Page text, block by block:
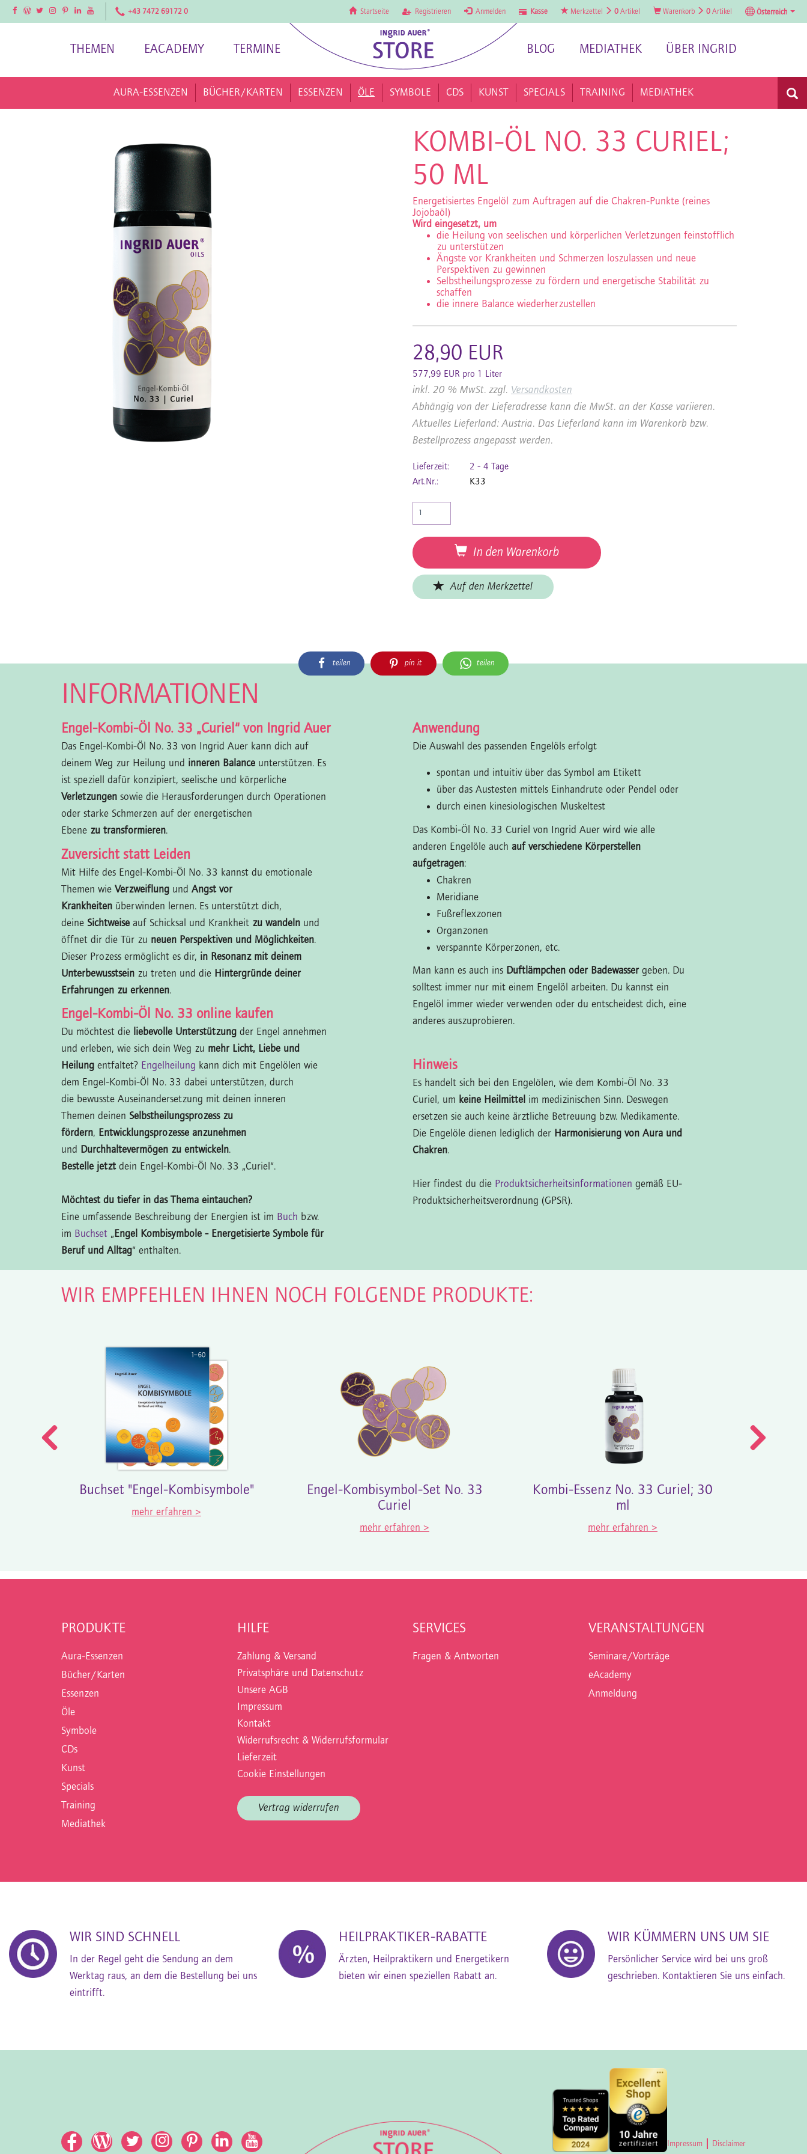
FacebookFacebookTwitterInstagramPinterestLinkedInYouTube +43 7472 69172 0 Startseite Registrieren Anmelden Kasse Merkzettel 0 Artikel Warenkorb 0 Artikel Österreich
THEMEN EACADEMY TERMINE BLOG MEDIATHEK ÜBER INGRID
AURA-ESSENZEN BÜCHER/KARTEN ESSENZEN ÖLE SYMBOLE CDS KUNST SPECIALS TRAINING MEDIATHEK
KOMBI-ÖL NO. 33 CURIEL;
50 ML
Energetisiertes Engelöl zum Auftragen auf die Chakren-Punkte (reines
Jojobaöl)
Wird eingesetzt, um
die Heilung von seelischen und körperlichen Verletzungen feinstofflich
zu unterstützen
Ängste vor Krankheiten und Schmerzen loszulassen und neue
Perspektiven zu gewinnen
Selbstheilungsprozesse zu fördern und energetische Stabilität zu
schaffen
die innere Balance wiederherzustellen
28,90 EUR
577,99 EUR pro 1 Liter
inkl. 20 % MwSt. zzgl. Versandkosten
Abhängig von der Lieferadresse kann die MwSt. an der Kasse variieren.
Aktuelles Lieferland: Austria. Das Lieferland kann im Warenkorb bzw.
Bestellprozess angepasst werden.
Lieferzeit:
2 - 4 Tage
Art.Nr.:
K33
In den Warenkorb
Auf den Merkzettel
teilen pin it teilen
INFORMATIONEN
Engel-Kombi-Öl No. 33 „Curiel“ von Ingrid Auer
Das Engel-Kombi-Öl No. 33 von Ingrid Auer kann dich auf
deinem Weg zur Heilung und inneren Balance unterstützen. Es
ist speziell dafür konzipiert, seelische und körperliche
Verletzungen sowie die Herausforderungen durch Operationen
oder starke Schmerzen auf der energetischen
Ebene zu transformieren.
Zuversicht statt Leiden
Mit Hilfe des Engel-Kombi-Öl No. 33 kannst du emotionale
Themen wie Verzweiflung und Angst vor
Krankheiten überwinden lernen. Es unterstützt dich,
deine Sichtweise auf Schicksal und Krankheit zu wandeln und
öffnet dir die Tür zu neuen Perspektiven und Möglichkeiten.
Dieser Prozess ermöglicht es dir, in Resonanz mit deinem
Unterbewusstsein zu treten und die Hintergründe deiner
Erfahrungen zu erkennen.
Engel-Kombi-Öl No. 33 online kaufen
Du möchtest die liebevolle Unterstützung der Engel annehmen
und erleben, wie sich dein Weg zu mehr Licht, Liebe und
Heilung entfaltet? Engelheilung kann dich mit Engelölen wie
dem Engel-Kombi-Öl No. 33 dabei unterstützen, durch
die bewusste Auseinandersetzung mit deinen inneren
Themen deinen Selbstheilungsprozess zu
fördern, Entwicklungsprozesse anzunehmen
und Durchhaltevermögen zu entwickeln.
Bestelle jetztdein Engel-Kombi-Öl No. 33 „Curiel“.
Möchtest du tiefer in das Thema eintauchen?
Eine umfassende Beschreibung der Energien ist im Buch bzw.
im Buchset „Engel Kombisymbole - Energetisierte Symbole für
Beruf und Alltag“ enthalten.
Anwendung
Die Auswahl des passenden Engelöls erfolgt
spontan und intuitiv über das Symbol am Etikett
über das Austesten mittels Einhandrute oder Pendel oder
durch einen kinesiologischen Muskeltest
Das Kombi-Öl No. 33 Curiel von Ingrid Auer wird wie alle
anderen Engelöle auch auf verschiedene Körperstellen
aufgetragen:
Chakren
Meridiane
Fußreflexzonen
Organzonen
verspannte Körperzonen, etc.
Man kann es auch ins Duftlämpchen oder Badewassergeben. Du
solltest immer nur mit einem Engelöl arbeiten. Du kannst ein
Engelöl immer wieder verwenden oder du entscheidest dich, eine
anderes auszuprobieren.
Hinweis
Es handelt sich bei den Engelölen, wie dem Kombi-Öl No. 33
Curiel, um keine Heilmittel im medizinischen Sinn. Deswegen
ersetzen sie auch keine ärztliche Betreuung bzw. Medikamente.
Die Engelöle dienen lediglich der Harmonisierung von Aura und
Chakren.
Hier findest du die Produktsicherheitsinformationen gemäß EU-
Produktsicherheitsverordnung (GPSR).
WIR EMPFEHLEN IHNEN NOCH FOLGENDE PRODUKTE:
Buchset "Engel-Kombisymbole"
mehr erfahren >
Engel-Kombisymbol-Set No. 33
Curiel
mehr erfahren >
Kombi-Essenz No. 33 Curiel; 30
ml
mehr erfahren >
PRODUKTE
Aura-Essenzen
Bücher/Karten
Essenzen
Öle
Symbole
CDs
Kunst
Specials
Training
Mediathek
HILFE
Zahlung & Versand
Privatsphäre und Datenschutz
Unsere AGB
Impressum
Kontakt
Widerrufsrecht & Widerrufsformular
Lieferzeit
Cookie Einstellungen
Vertrag widerrufen
SERVICES
Fragen & Antworten
VERANSTALTUNGEN
Seminare/Vorträge
eAcademy
Anmeldung
WIR SIND SCHNELL
In der Regel geht die Sendung an dem
Werktag raus, an dem die Bestellung bei uns
eintrifft.
HEILPRAKTIKER-RABATTE
Ärzten, Heilpraktikern und Energetikern
bieten wir einen speziellen Rabatt an.
WIR KÜMMERN UNS UM SIE
Persönlicher Service wird bei uns groß
geschrieben. Kontaktieren Sie uns einfach.
Impressum Disclaimer